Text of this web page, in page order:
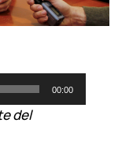
00:00
del